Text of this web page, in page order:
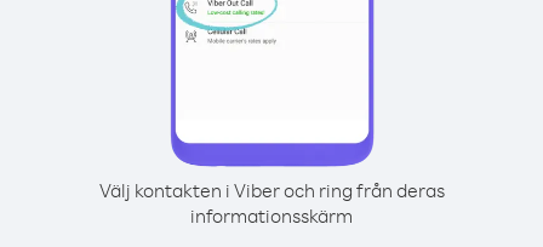
Välj kontakten i Viber och ring från deras
informationsskärm